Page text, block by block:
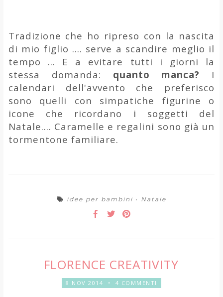
Tradizione che ho ripreso con la nascita
di mio figlio .... serve a scandire meglio il
tempo ... E a evitare tutti i giorni la
stessa domanda: quanto manca? I
calendari dell'avvento che preferisco
sono quelli con simpatiche figurine o
icone che ricordano i soggetti del
Natale.... Caramelle e regalini sono già un
tormentone familiare.
idee per bambini• Natale
FLORENCE CREATIVITY
8 NOV 2014 • 4 COMMENTI